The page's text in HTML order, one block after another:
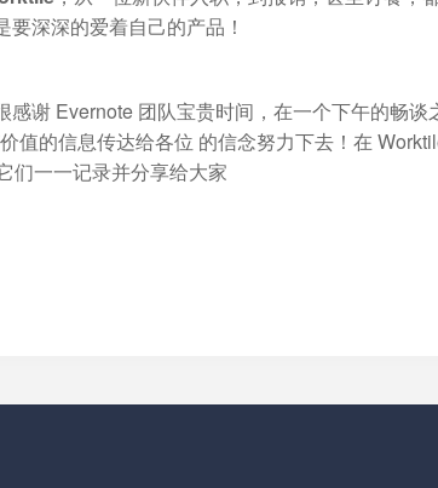
深深的爱着自己的产品！
谢 Evernote 团队宝贵时间，在一个下午的畅谈
值的信息传达给各位 的信念努力下去！在
们一一记录并分享给大家